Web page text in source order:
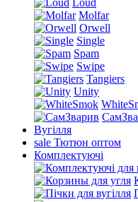
Loud
Molfar
Orwell
Single
Spam
Swipe
Tangiers
Unity
Вугілля
sale Тютюн оптом
Комплектуючі